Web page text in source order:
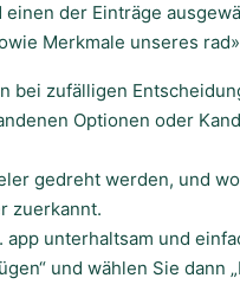
der Einträge
Merkmale unseres
zufälligen
Optionen oder
gedreht werden, und
zuerkannt.
unterhaltsam und
und wählen Sie dann